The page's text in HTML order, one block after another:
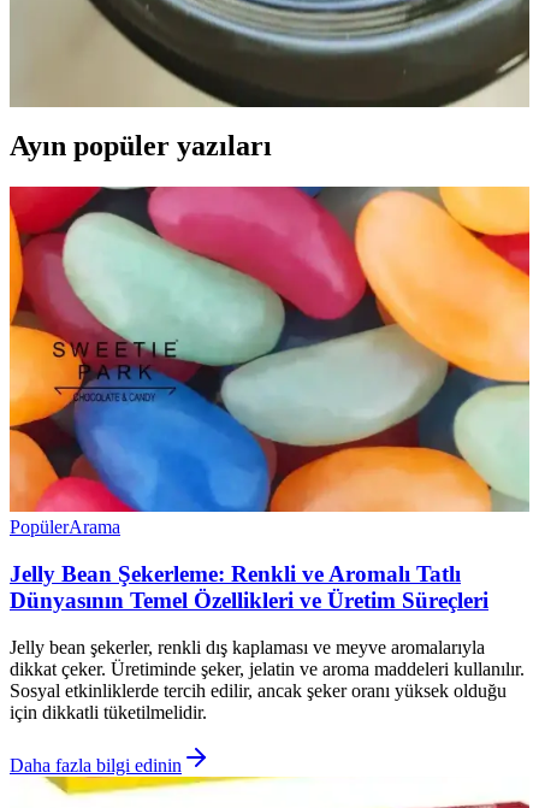
Slow cooker kullanılarak hazırlanan chipotle balı tavuk, baharatlı ve
hafif dumanlı tadıyla çeşitli Meksika yemeklerinde kullanılabilir.
Alternatif sos önerileriyle erişilebilir ve ekonomik bir tarif sunar.
Ayın popüler yazıları
PopülerArama
Jelly Bean Şekerleme: Renkli ve Aromalı Tatlı
Dünyasının Temel Özellikleri ve Üretim Süreçleri
Jelly bean şekerler, renkli dış kaplaması ve meyve aromalarıyla
dikkat çeker. Üretiminde şeker, jelatin ve aroma maddeleri kullanılır.
Sosyal etkinliklerde tercih edilir, ancak şeker oranı yüksek olduğu
için dikkatli tüketilmelidir.
Daha fazla bilgi edinin